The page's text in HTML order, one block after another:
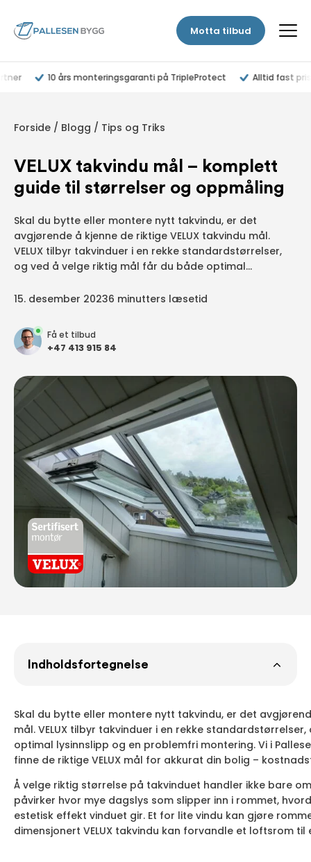
Motta tilbud
10 års monteringsgaranti på TripleProtect Alltid fast pris
Forside / Blogg / Tips og Triks
VELUX takvindu mål – komplett
guide til størrelser og oppmåling
Skal du bytte eller montere nytt takvindu, er det
avgjørende å kjenne de riktige VELUX takvindu mål.
VELUX tilbyr takvinduer i en rekke standardstørrelser,
og ved å velge riktig mål får du både optimal...
15. desember 20236 minutters læsetid
Få et tilbud
+47 413 915 84
Indholdsfortegnelse
Skal du bytte eller montere nytt takvindu, er det
mål. VELUX tilbyr takvinduer i en rekke
optimal lysinnslipp og en problemfri montering. Vi i
finne de riktige VELUX mål for akkurat din bolig –
Å velge riktig størrelse på takvinduet handler ikke bare
påvirker hvor mye dagslys som slipper inn i rommet,
estetisk effekt vinduet gir. Et for lite vindu kan gjøre
dimensjonert VELUX takvindu kan forvandle et loftsrom